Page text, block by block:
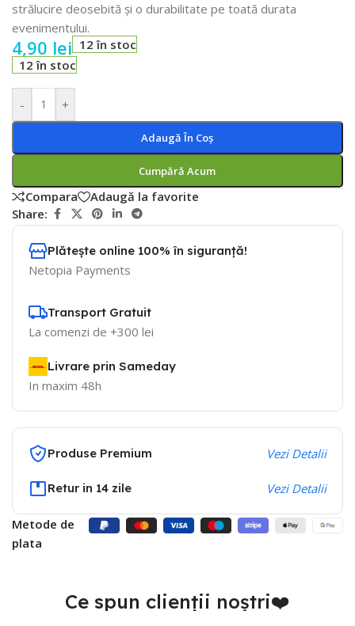
strălucire deosebită și o durabilitate pe toată durata
evenimentului.
4,90 lei 12 în stoc
12 în stoc
- +
Adaugă În Coș
Cumpără Acum
Compara
Adaugă la favorite
Share:
Plătește online 100% în siguranță!
Netopia Payments
Transport Gratuit
La comenzi de +300 lei
Livrare prin Sameday
In maxim 48h
Produse Premium Vezi Detalii
Retur in 14 zile Vezi Detalii
Metode de
plata
Ce spun clienții noștri❤️